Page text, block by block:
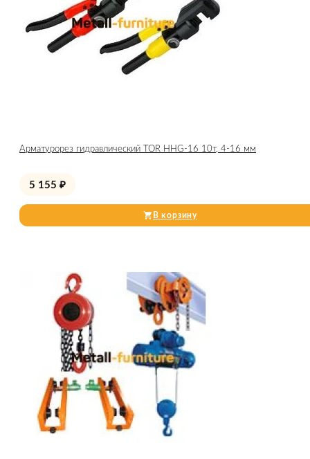
Арматурорез гидравлический TOR HHG-16 10т, 4-16 мм
5 155 ₽
В корзину